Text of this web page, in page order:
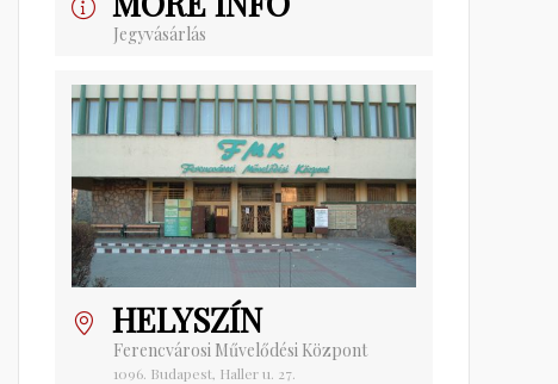
Jegyvásárlás
HELYSZÍN
Ferencvárosi Művelődési Központ
1096. Budapest, Haller u. 27.